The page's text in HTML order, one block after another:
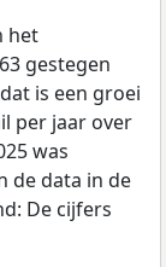
het
gestegen
is een groei
per jaar over
was
de data in de
De cijfers